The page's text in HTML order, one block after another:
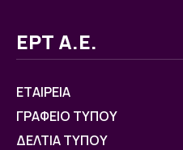
ΕΡΤ Α.Ε.
ΕΤΑΙΡΕΙΑ
ΓΡΑΦΕΙΟ ΤΥΠΟΥ
ΔΕΛΤΙΑ ΤΥΠΟΥ